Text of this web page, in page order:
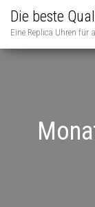
Die beste
Eine Replica Uhren für